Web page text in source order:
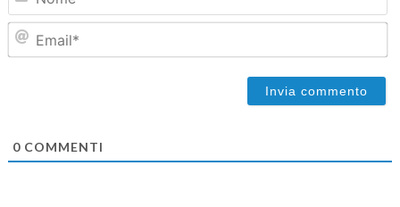
0COMMENTI